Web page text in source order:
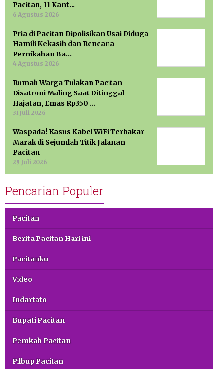
Pacitan, 11 Kant…
6 Agustus 2026
Pria di Pacitan Dipolisikan Usai Diduga
Hamili Kekasih dan Rencana
Pernikahan Ba…
4 Agustus 2026
Rumah Warga Tulakan Pacitan
Disatroni Maling Saat Ditinggal
Hajatan, Emas Rp350 …
31 Juli 2026
Waspada! Kasus Kabel WiFi Terbakar
Marak di Sejumlah Titik Jalanan
Pacitan
29 Juli 2026
Pencarian Populer
Pacitan
Berita Pacitan Hari ini
Pacitanku
Video
Indartato
Bupati Pacitan
Pemkab Pacitan
Pilbup Pacitan